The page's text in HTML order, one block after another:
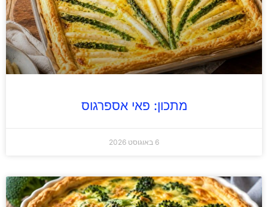
מתכון: פאי אספרגוס
6 באוגוסט 2026